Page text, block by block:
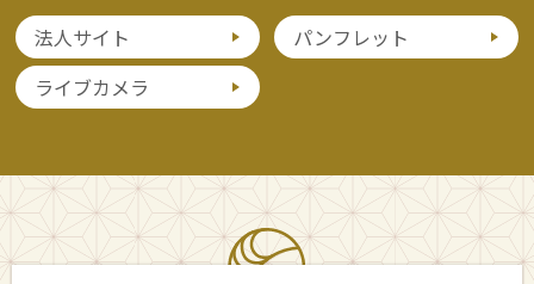
法人サイト
パンフレット
ライブカメラ